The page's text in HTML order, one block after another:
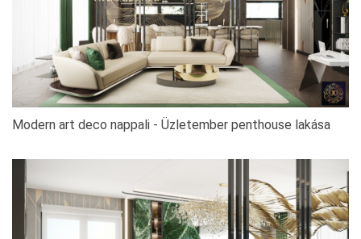
Modern art deco nappali - Üzletember penthouse lakása